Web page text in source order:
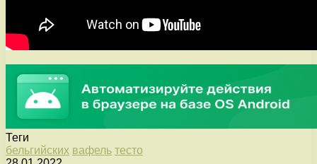
Теги
бельгийских вафель тесто